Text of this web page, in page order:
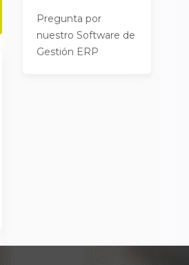
Pregunta por
nuestro Software de
Gestión ERP